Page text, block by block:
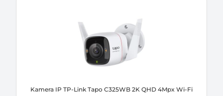
Kamera IP TP-Link Tapo C325WB 2K QHD 4Mpx Wi-Fi